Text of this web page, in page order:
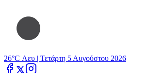
26°C Λευ | Τετάρτη 5 Αυγούστου 2026